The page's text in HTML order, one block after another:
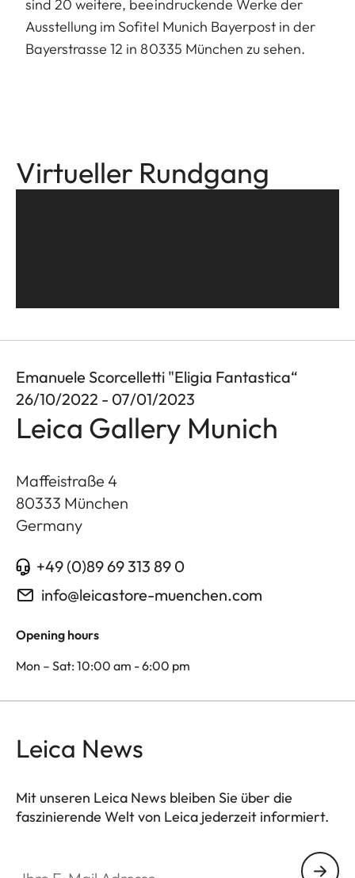
sind 20 weitere, beeindruckende Werke der
Ausstellung im Sofitel Munich Bayerpost in der
Bayerstrasse 12 in 80335 München zu sehen.
Virtueller Rundgang
Emanuele Scorcelletti "Eligia Fantastica“
26/10/2022 - 07/01/2023
Leica Gallery Munich
Maffeistraße 4
80333 München
Germany
+49 (0)89 69 313 89 0
info@leicastore-muenchen.com
Opening hours
Mon – Sat: 10:00 am - 6:00 pm
Leica News
Mit unseren Leica News bleiben Sie über die
faszinierende Welt von Leica jederzeit informiert.